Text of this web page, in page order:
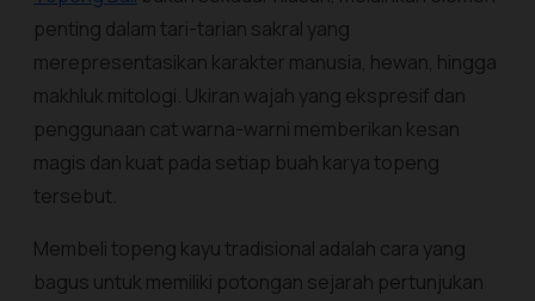
penting dalam tari-tarian sakral yang
merepresentasikan karakter manusia, hewan, hingga
makhluk mitologi. Ukiran wajah yang ekspresif dan
penggunaan cat warna-warni memberikan kesan
magis dan kuat pada setiap buah karya topeng
tersebut.
Membeli topeng kayu tradisional adalah cara yang
bagus untuk memiliki potongan sejarah pertunjukan